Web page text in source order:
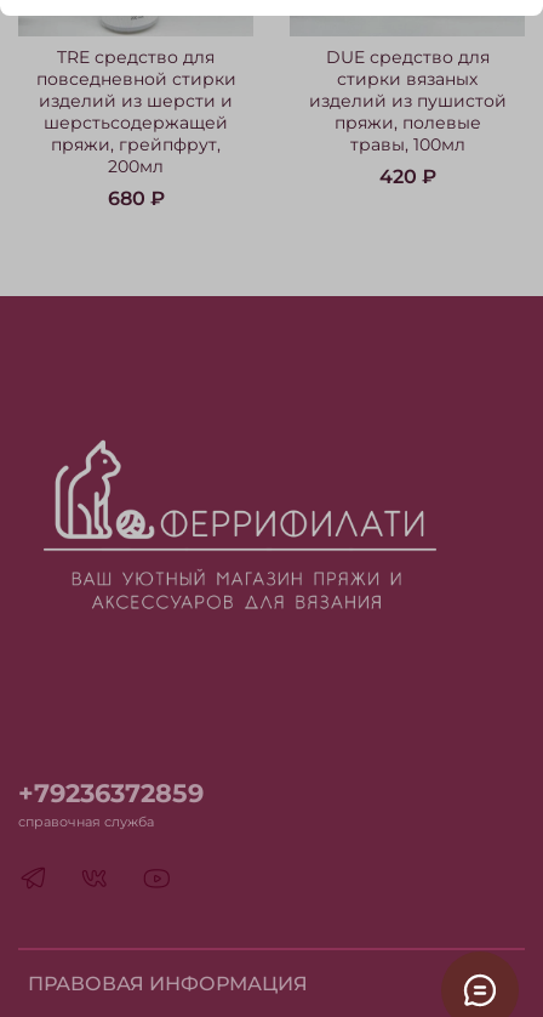
TRE средство для
повседневной стирки
изделий из шерсти и
шерстьсодержащей
пряжи, грейпфрут,
200мл
680 ₽
DUE средство для
стирки вязаных
изделий из пушистой
пряжи, полевые
травы, 100мл
420 ₽
ПРАВОВАЯ ИНФОРМАЦИЯ
+79236372859
справочная служба